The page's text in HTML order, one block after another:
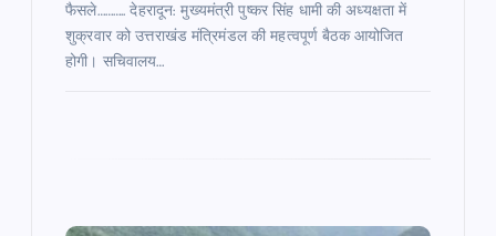
फैसले……….. देहरादून: मुख्यमंत्री पुष्कर सिंह धामी की अध्यक्षता में
शुक्रवार को उत्तराखंड मंत्रिमंडल की महत्वपूर्ण बैठक आयोजित
होगी। सचिवालय…